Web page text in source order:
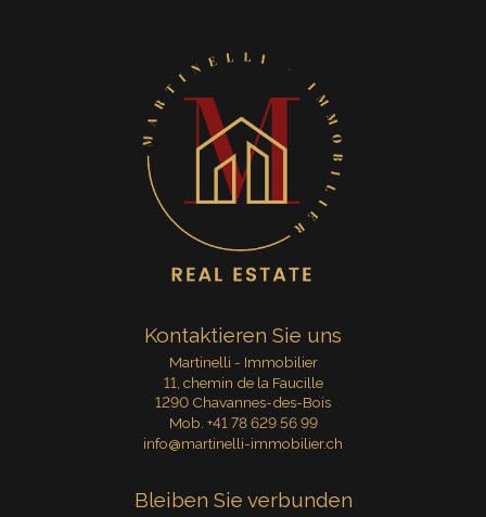
Kontaktieren Sie uns
Martinelli - Immobilier
11, chemin de la Faucille
1290 Chavannes-des-Bois
Mob. +41 78 629 56 99
info@martinelli-immobilier.ch
Bleiben Sie verbunden